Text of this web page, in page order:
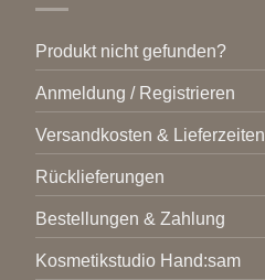
Produkt nicht gefunden?
Anmeldung / Registrieren
Versandkosten & Lieferzeiten
Rücklieferungen
Bestellungen & Zahlung
Kosmetikstudio Hand:sam